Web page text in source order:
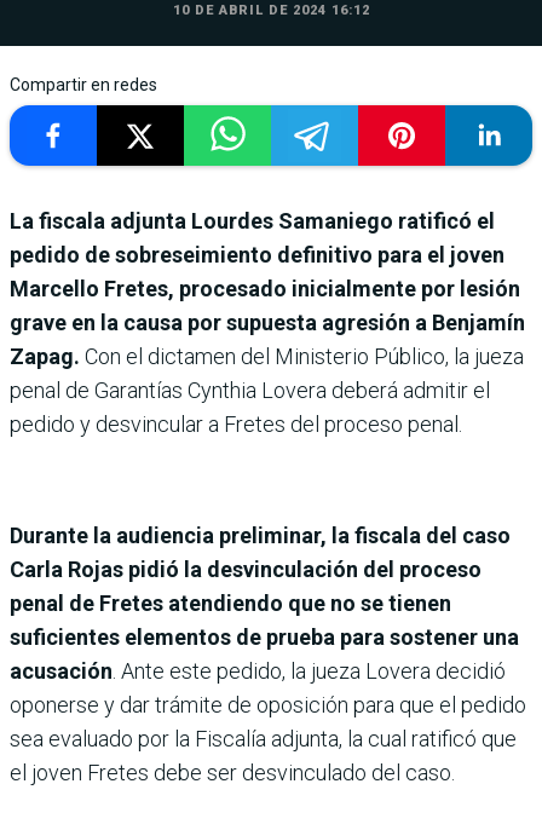
10 DE ABRIL DE 2024 16:12
Compartir en redes
La fiscala adjunta Lourdes Samaniego ratificó el
pedido de sobreseimiento definitivo para el joven
Marcello Fretes, procesado inicialmente por lesión
grave en la causa por supuesta agresión a Benjamín
Zapag. Con el dictamen del Ministerio Público, la jueza
penal de Garantías Cynthia Lovera deberá admitir el
pedido y desvincular a Fretes del proceso penal.
Durante la audiencia preliminar, la fiscala del caso
Carla Rojas pidió la desvinculación del proceso
penal de Fretes atendiendo que no se tienen
suficientes elementos de prueba para sostener una
acusación . Ante este pedido, la jueza Lovera decidió
oponerse y dar trámite de oposición para que el pedido
sea evaluado por la Fiscalía adjunta, la cual ratificó que
el joven Fretes debe ser desvinculado del caso.